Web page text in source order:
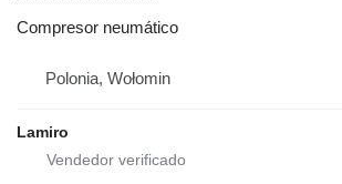
Compresor neumático
Polonia, Wołomin
Lamiro